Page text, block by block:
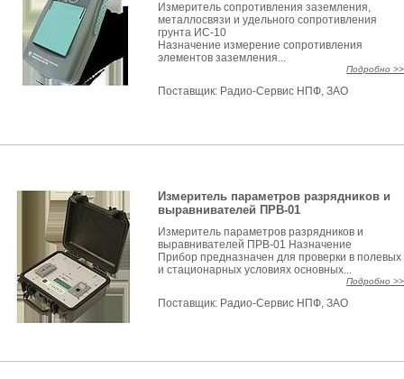
Измеритель сопротивления заземления,
металлосвязи и удельного сопротивления
грунта ИС-10
Назначение измерение сопротивления
элементов заземления...
Подробно >>
Поставщик: Радио-Сервис НПФ, ЗАО
Измеритель параметров разрядников и
выравнивателей ПРВ-01
Измеритель параметров разрядников и
выравнивателей ПРВ-01 Назначение
Прибор предназначен для проверки в полевых
и стационарных условиях основных...
Подробно >>
Поставщик: Радио-Сервис НПФ, ЗАО